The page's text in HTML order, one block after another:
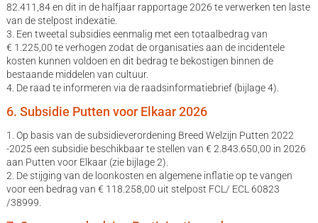
82.411,84 en dit in de halfjaar rapportage 2026 te verwerken ten laste
van de stelpost indexatie.
3. Een tweetal subsidies eenmalig met een totaalbedrag van
€ 1.225,00 te verhogen zodat de organisaties aan de incidentele
kosten kunnen voldoen en dit bedrag te bekostigen binnen de
bestaande middelen van cultuur.
4. De raad te informeren via de raadsinformatiebrief (bijlage 4).
6. Subsidie Putten voor Elkaar 2026
1. Op basis van de subsidieverordening Breed Welzijn Putten 2022
-2025 een subsidie beschikbaar te stellen van € 2.843.650,00 in 2026
aan Putten voor Elkaar (zie bijlage 2).
2. De stijging van de loonkosten en algemene inflatie op te vangen
voor een bedrag van € 118.258,00 uit stelpost FCL/ ECL 60823
/38999.